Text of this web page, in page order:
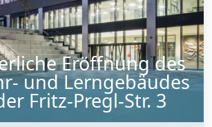
Eröffnung des
und Lerngebäudes
Fritz-Pregl-Str. 3